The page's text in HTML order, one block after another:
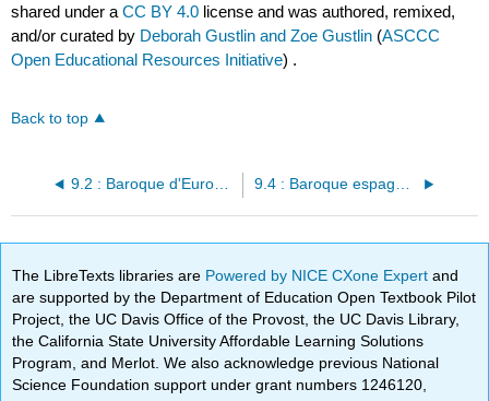
shared under aCC BY 4.0 license and was authored, remixed,
and/or curated by Deborah Gustlin and Zoe Gustlin (ASCCC
Open Educational Resources Initiative) .
Back to top
9.2 : Baroque d'Europe du Nord (1580 — début 1700)
The LibreTexts libraries are Powered by NICE CXone Expertand
are supported by the Department of Education Open Textbook Pilot
Project, the UC Davis Office of the Provost, the UC Davis Library,
the California State University Affordable Learning Solutions
Program, and Merlot. We also acknowledge previous National
Science Foundation support under grant numbers 1246120,